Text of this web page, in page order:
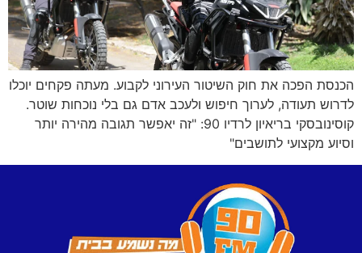
הכנסת הפכה את חוק השיטור העירוני לקבוע. מעתה פקחים יוכלו
לדרוש תעודה, לערוך חיפוש ולעכב אדם גם בלי נוכחות שוטר.
קוסינובסקי בריאיון לרדיו 90: "זה יאפשר תגובה מהירה יותר
וסיוע מקצועי לתושבים"